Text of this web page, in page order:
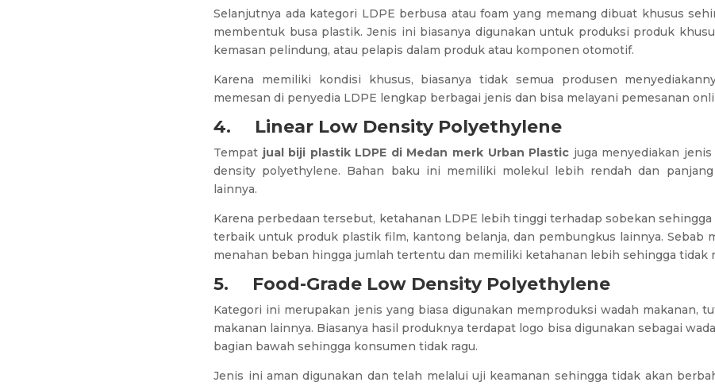
Selanjutnya ada kategori LDPE berbusa atau foam yang memang dibuat khusus
membentuk busa plastik. Jenis ini biasanya digunakan untuk produksi produk
kemasan pelindung, atau pelapis dalam produk atau komponen otomotif.
Karena memiliki kondisi khusus, biasanya tidak semua produsen
memesan di penyedia LDPE lengkap berbagai jenis dan bisa melayani pemesanan
4. Linear Low Density Polyethylene
Tempat jual biji plastik LDPE di Medan merk Urban Plastic juga menyediakan
density polyethylene. Bahan baku ini memiliki molekul lebih rendah dan
lainnya.
Karena perbedaan tersebut, ketahanan LDPE lebih tinggi terhadap sobekan
terbaik untuk produk plastik film, kantong belanja, dan pembungkus lainnya. Sebab
menahan beban hingga jumlah tertentu dan memiliki ketahanan lebih sehingga tidak
5. Food-Grade Low Density Polyethylene
Kategori ini merupakan jenis yang biasa digunakan memproduksi wadah makanan,
makanan lainnya. Biasanya hasil produknya terdapat logo bisa digunakan sebagai
bagian bawah sehingga konsumen tidak ragu.
Jenis ini aman digunakan dan telah melalui uji keamanan sehingga tidak akan